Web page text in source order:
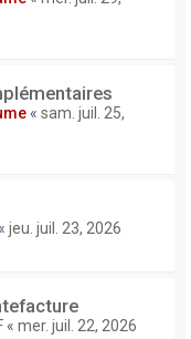
« sam. juil. 25,
« jeu. juil. 23, 2026
« mer. juil. 22, 2026